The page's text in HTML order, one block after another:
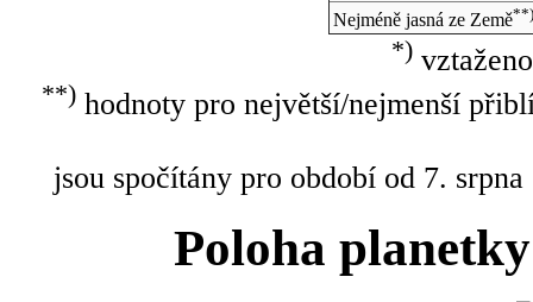
Nejméně jasná ze Země**)
*)
**)hodnoty pro největší/nejmenší
jsou spočítány pro období od 7.
Poloha